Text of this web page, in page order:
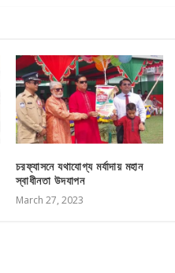
চরফ্যাসনে যথাযোগ্য মর্যাদায় মহান
স্বাধীনতা উদযাপন
March 27, 2023